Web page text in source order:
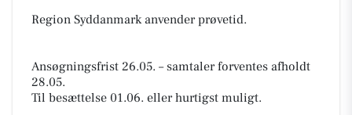
Region Syddanmark anvender prøvetid.
Ansøgningsfrist 26.05. – samtaler forventes afholdt
28.05.
Til besættelse 01.06. eller hurtigst muligt.